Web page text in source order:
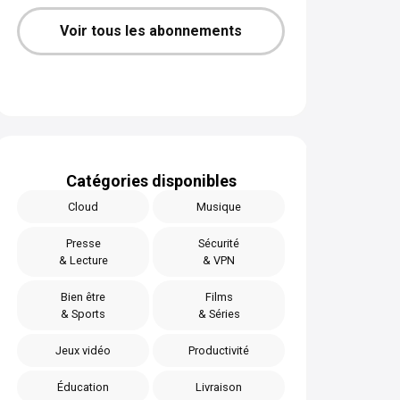
Voir tous les abonnements
Catégories disponibles
Cloud Musique
Presse
& Lecture
Sécurité
& VPN
Bien être
& Sports
Films
& Séries
Jeux vidéo Productivité
Éducation Livraison